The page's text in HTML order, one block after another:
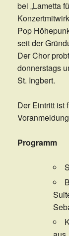
bei „Lametta
Pop
seit der
Der Chor
donnerstags
St. Ingbert.
Der Eintritt ist
Programm